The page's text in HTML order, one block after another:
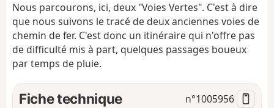
v
i
g
o
n
Nous parcourons, ici, deux "Voies Vertes". C'est à dire
que nous suivons le tracé de deux anciennes voies de
chemin de fer. C'est donc un itinéraire qui n'offre pas
de difficulté mis à part, quelques passages boueux
par temps de pluie.
Fiche technique n°1005956